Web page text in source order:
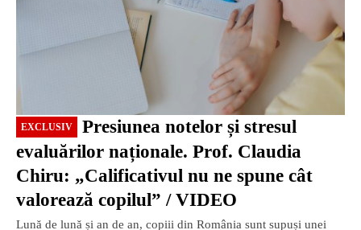
EXCLUSIV
evaluărilor naționale. Prof. Claudia
Chiru: „Calificativul nu ne spune cât
valorează copilul” / VIDEO
Lună de lună și an de an, copiii din România sunt supuși unei